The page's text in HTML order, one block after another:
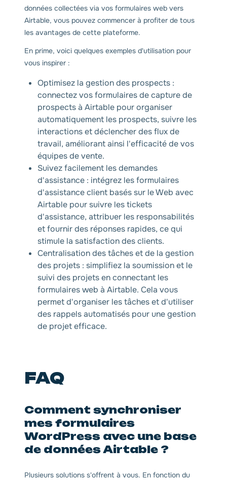
données collectées via vos formulaires web vers
Airtable, vous pouvez commencer à profiter de tous
les avantages de cette plateforme.
En prime, voici quelques exemples d'utilisation pour
vous inspirer :
Optimisez la gestion des prospects :
connectez vos formulaires de capture de
prospects à Airtable pour organiser
automatiquement les prospects, suivre les
interactions et déclencher des flux de
travail, améliorant ainsi l'efficacité de vos
équipes de vente.
Suivez facilement les demandes
d'assistance : intégrez les formulaires
d'assistance client basés sur le Web avec
Airtable pour suivre les tickets
d'assistance, attribuer les responsabilités
et fournir des réponses rapides, ce qui
stimule la satisfaction des clients.
Centralisation des tâches et de la gestion
des projets : simplifiez la soumission et le
suivi des projets en connectant les
formulaires web à Airtable. Cela vous
permet d'organiser les tâches et d'utiliser
des rappels automatisés pour une gestion
de projet efficace.
FAQ
Comment synchroniser
mes formulaires
WordPress avec une base
de données Airtable ?
Plusieurs solutions s'offrent à vous. En fonction du